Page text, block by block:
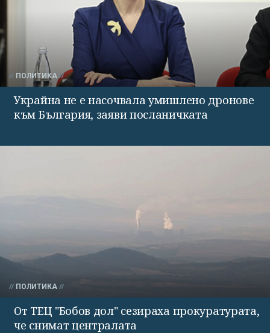
ПОЛИТИКА
Украйна не е насочвала умишлено дронове
към България, заяви посланичката
ПОЛИТИКА
От ТЕЦ "Бобов дол" сезираха прокуратурата,
че снимат централата